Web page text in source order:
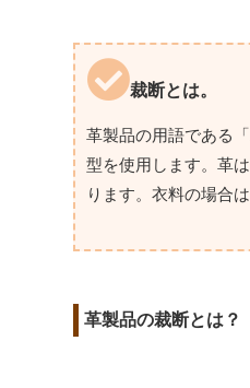
裁断とは。
革製品の用語である
型を使用します。革
ります。衣料の場合
革製品の裁断とは？